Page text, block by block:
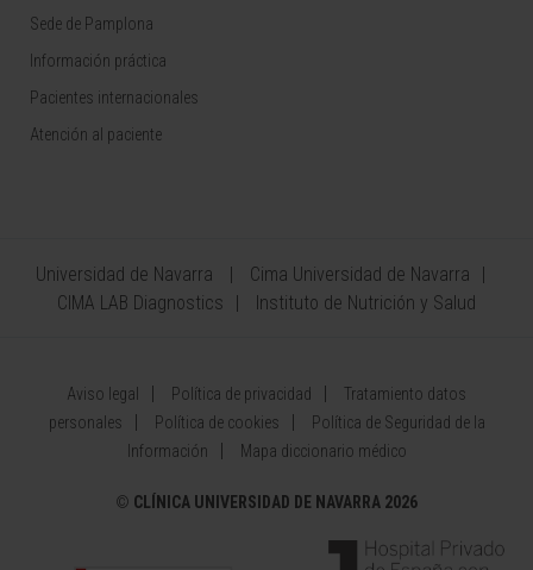
Sede de Pamplona
Información práctica
Pacientes internacionales
Atención al paciente
Universidad de Navarra
Cima Universidad de Navarra
CIMA LAB Diagnostics
Instituto de Nutrición y Salud
Aviso legal Política de privacidad
Tratamiento datos
personales
Política de cookies
Política de Seguridad de la
Información
Mapa diccionario médico
© CLÍNICA UNIVERSIDAD DE NAVARRA 2026